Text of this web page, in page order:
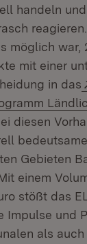
handeln
möglich war,
mit einer
in das
diesen
Gebieten
einem
stößt das
Impulse und
als